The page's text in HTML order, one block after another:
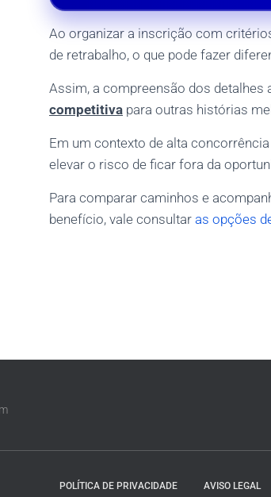
Ao organizar a inscrição com
de retrabalho, o que pode fazer
Assim, a compreensão dos detalhes
competitiva para outras histórias
Em um contexto de alta
elevar o risco de ficar fora da
Para comparar caminhos e
benefício, vale consultar as opções
POLÍTICA DE PRIVACIDADE AVISO LEGAL